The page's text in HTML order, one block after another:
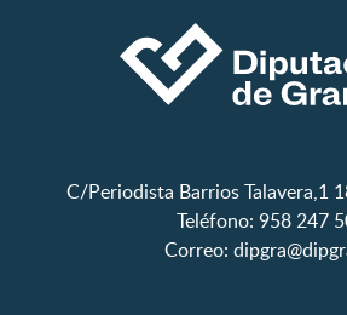
C/Periodista Barrios Talavera,1
Teléfono: 958 247
Correo: